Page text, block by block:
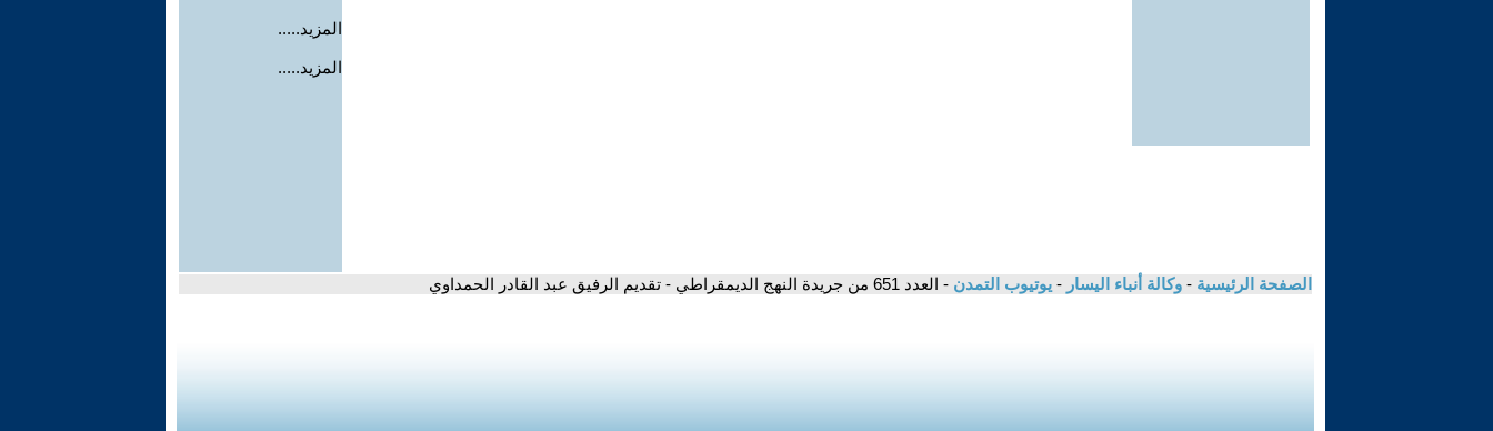
المزيد.....
المزيد.....
الصفحة الرئيسية - وكالة أنباء اليسار - يوتيوب التمدن - العدد 651 من جريدة النهج الديمقراطي - تقديم الرفيق عبد القادر الحمداوي